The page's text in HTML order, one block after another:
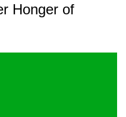
Honger of